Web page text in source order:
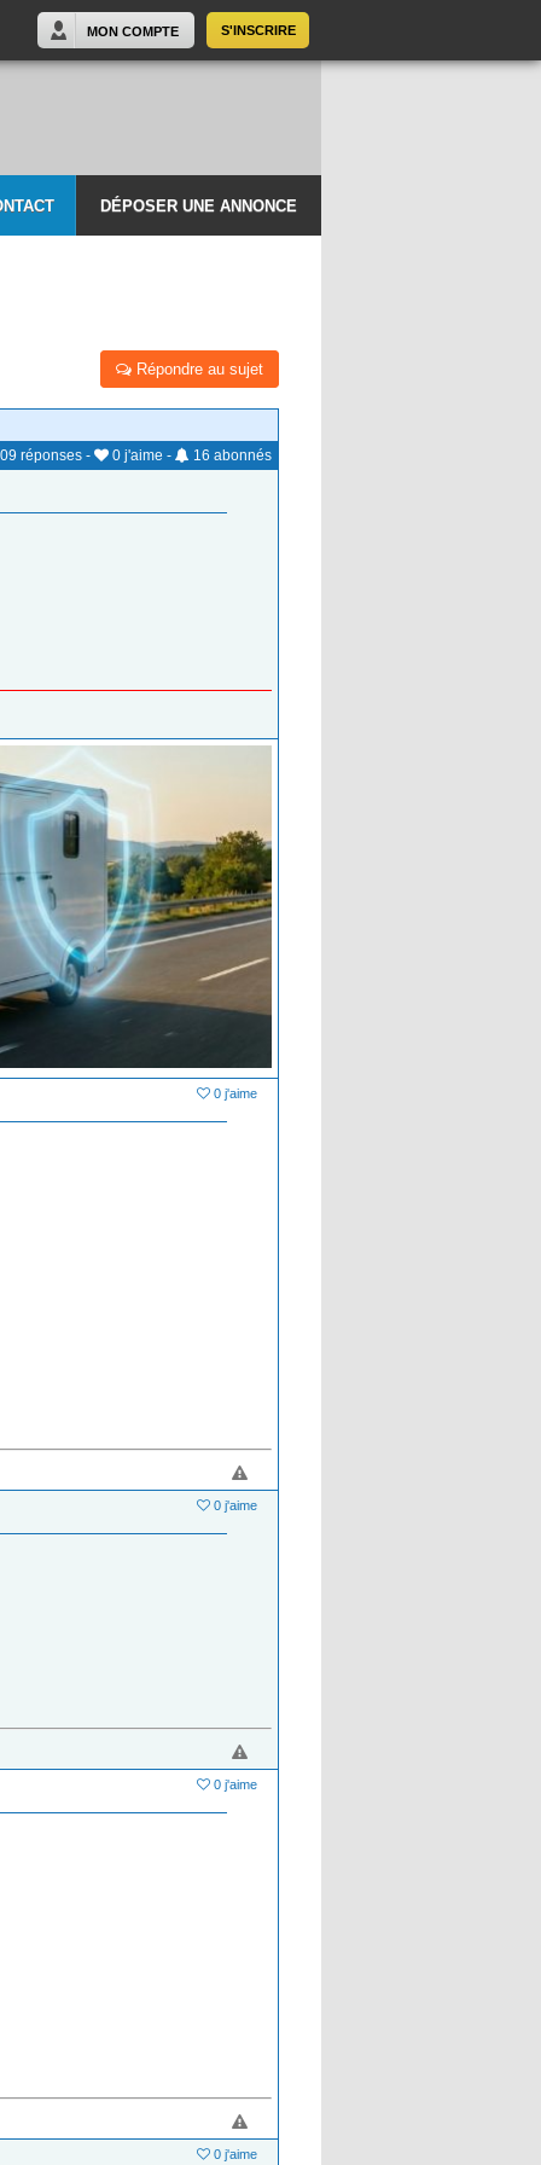
S'INSCRIRE
MON COMPTE
DÉPOSER UNE ANNONCE
Répondre au sujet
réponses - 0 j'aime - 16 abonnés
0 j'aime
0 j'aime
0 j'aime
0 j'aime